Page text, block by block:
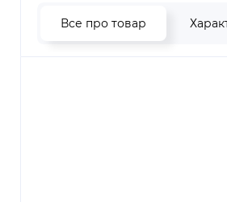
Все про товар